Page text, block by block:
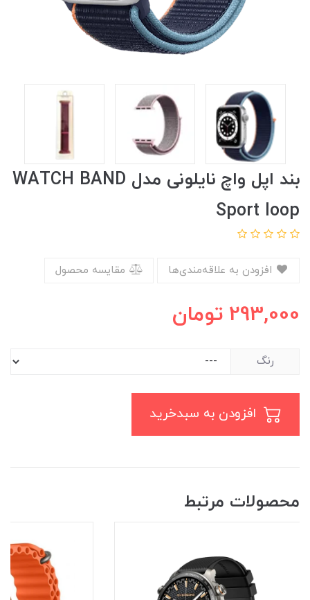
بند اپل واچ نایلونی مدل WATCH BAND
Sport loop
مقایسه محصول
293,000 تومان
رنگ
محصولات مرتبط